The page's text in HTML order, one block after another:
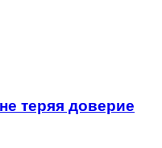
теряя доверие